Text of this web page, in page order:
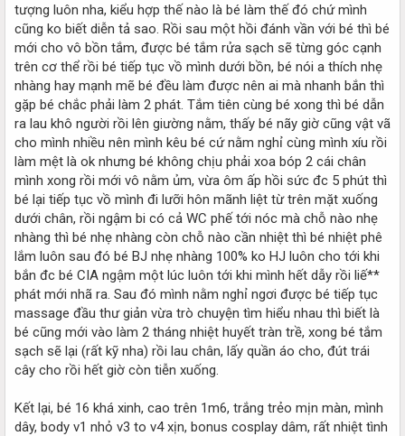
tượng luôn nha, kiểu hợp thế nào là bé làm thế đó chứ mình
cũng ko biết diễn tả sao. Rồi sau một hồi đánh vần với bé thì bé
mới cho vô bồn tắm, được bé tắm rửa sạch sẽ từng góc cạnh
trên cơ thể rồi bé tiếp tục vồ mình dưới bồn, bé nói a thích nhẹ
nhàng hay mạnh mẽ bé đều làm được nên ai mà nhanh bắn thì
gặp bé chắc phải làm 2 phát. Tắm tiên cùng bé xong thì bé dẫn
ra lau khô người rồi lên giường nằm, thấy bé nãy giờ cũng vật vã
cho mình nhiều nên mình kêu bé cứ nằm nghỉ cùng mình xíu rồi
làm mệt là ok nhưng bé không chịu phải xoa bóp 2 cái chân
mình xong rồi mới vô nằm ủm, vừa ôm ấp hồi sức đc 5 phút thì
bé lại tiếp tục vồ mình đi lưỡi hôn mãnh liệt từ trên mặt xuống
dưới chân, rồi ngậm bi có cả WC phế tới nóc mà chỗ nào nhẹ
nhàng thì bé nhẹ nhàng còn chỗ nào cần nhiệt thì bé nhiệt phê
lắm luôn sau đó bé BJ nhẹ nhàng 100% ko HJ luôn cho tới khi
bắn đc bé CIA ngậm một lúc luôn tới khi mình hết dẫy rồi liế**
phát mới nhã ra. Sau đó mình nằm nghỉ ngơi được bé tiếp tục
massage đầu thư giản vừa trò chuyện tìm hiểu nhau thì biết là
bé cũng mới vào làm 2 tháng nhiệt huyết tràn trề, xong bé tắm
sạch sẽ lại (rất kỹ nha) rồi lau chân, lấy quần áo cho, đút trái
cây cho rồi hết giờ còn tiễn xuống.
Kết lại, bé 16 khá xinh, cao trên 1m6, trắng trẻo mịn màn, mình
dây, body v1 nhỏ v3 to v4 xịn, bonus cosplay dâm, rất nhiệt tình